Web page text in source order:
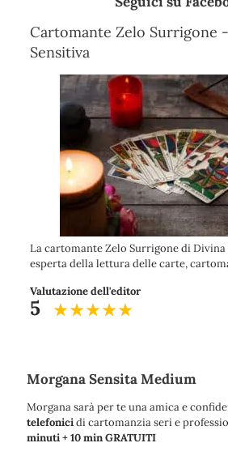
Cartomante Zelo Surrigone
Sensitiva
La cartomante Zelo Surrigone di Divina
esperta della lettura delle carte,
Valutazione dell'editor
5
Morgana Sensita Medium
Morgana sarà per te una amica e
telefonicidi cartomanzia seri e
minuti + 10 min GRATUITI